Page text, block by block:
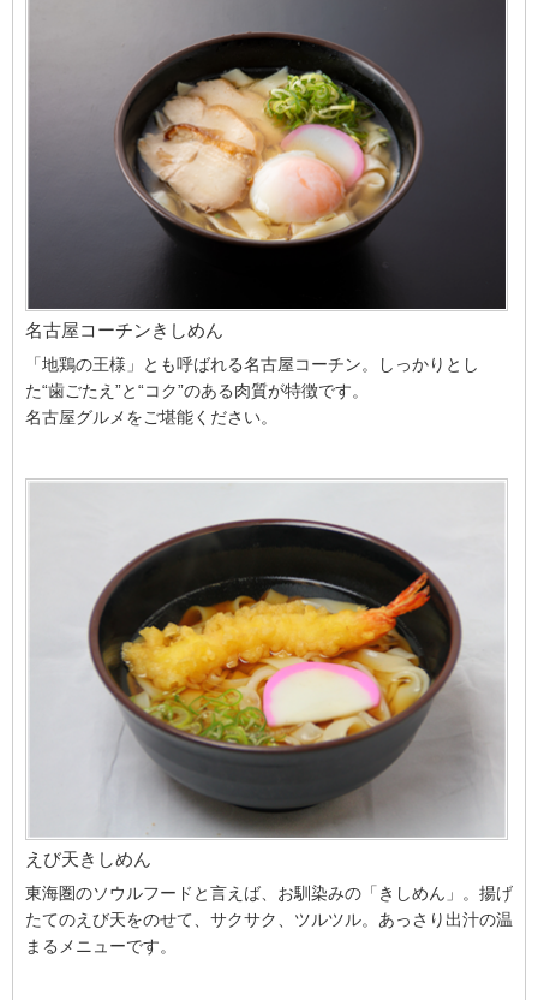
名古屋コーチンきしめん
「地鶏の王様」とも呼ばれる名古屋コーチン。しっかりとし
た“歯ごたえ”と“コク”のある肉質が特徴です。
名古屋グルメをご堪能ください。
えび天きしめん
東海圏のソウルフードと言えば、お馴染みの「きしめん」。揚げ
たてのえび天をのせて、サクサク、ツルツル。あっさり出汁の温
まるメニューです。